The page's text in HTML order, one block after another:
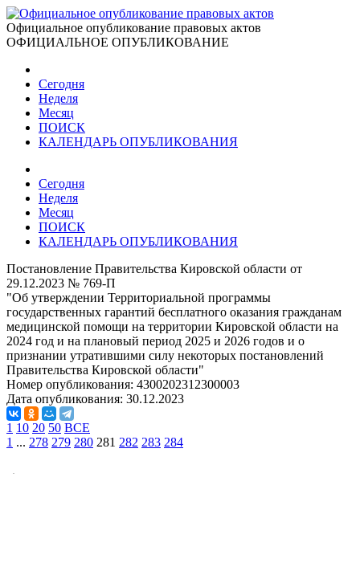
Официальное опубликование правовых актов
ОФИЦИАЛЬНОЕ ОПУБЛИКОВАНИЕ
Сегодня
Неделя
Месяц
ПОИСК
КАЛЕНДАРЬ ОПУБЛИКОВАНИЯ
Сегодня
Неделя
Месяц
ПОИСК
КАЛЕНДАРЬ ОПУБЛИКОВАНИЯ
Постановление Правительства Кировской области от
29.12.2023 № 769-П
"Об утверждении Территориальной программы
государственных гарантий бесплатного оказания гражданам
медицинской помощи на территории Кировской области на
2024 год и на плановый период 2025 и 2026 годов и о
признании утратившими силу некоторых постановлений
Правительства Кировской области"
Номер опубликования: 4300202312300003
Дата опубликования: 30.12.2023
1 10 20 50 ВСЕ
1 ... 278 279 280 281 282 283 284